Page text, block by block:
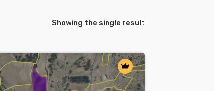
Showing the single result